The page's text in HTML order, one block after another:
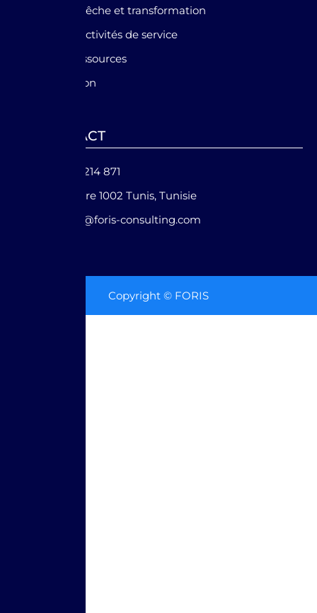
Agriculture, pêche et transformation
Tourisme et activités de service
Energie et ressources
IT et innovation
CONTACT
+216 93 214 871
Belvédère 1002 Tunis, Tunisie
contact@foris-consulting.com
Copyright © FORIS